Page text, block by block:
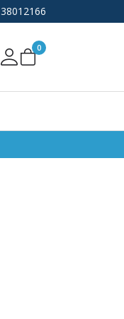
38012166
Mine sider
0